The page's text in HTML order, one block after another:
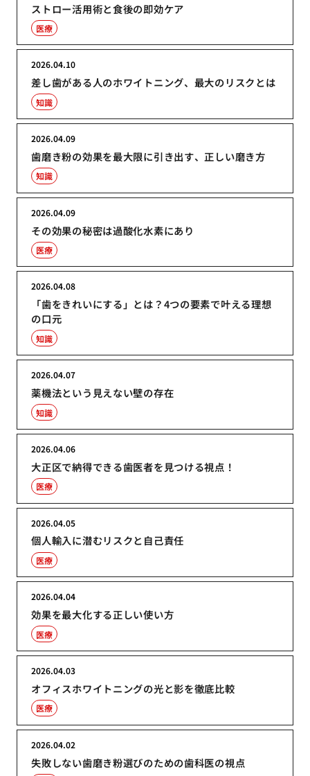
ストロー活用術と食後の即効ケア
医療
差し歯がある人のホワイトニング、最大のリスクとは
2026.04.10
知識
歯磨き粉の効果を最大限に引き出す、正しい磨き方
2026.04.09
知識
その効果の秘密は過酸化水素にあり
2026.04.09
医療
「歯をきれいにする」とは？4つの要素で叶える理想
の口元
2026.04.08
知識
薬機法という見えない壁の存在
2026.04.07
知識
大正区で納得できる歯医者を見つける視点！
2026.04.06
医療
個人輸入に潜むリスクと自己責任
2026.04.05
医療
効果を最大化する正しい使い方
2026.04.04
医療
オフィスホワイトニングの光と影を徹底比較
2026.04.03
医療
失敗しない歯磨き粉選びのための歯科医の視点
2026.04.02